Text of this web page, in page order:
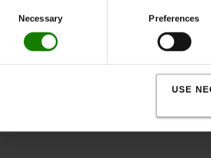
Necessary Preferences
USE
en kapacitet på 1-2 kg, 2-4 kg & 4-6 kg
aluminiumshus.
enhed.